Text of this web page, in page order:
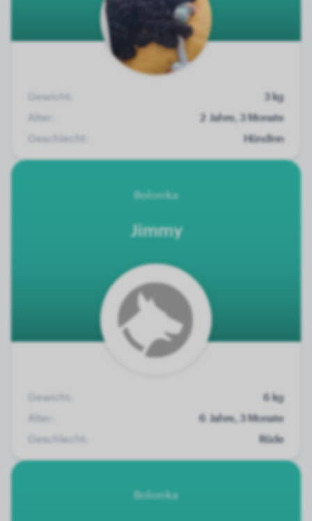
Gewicht:
3 kg
Alter:
2 Jahre, 3 Monate
Geschlecht:
Hündinn
Bolonka
Jimmy
Gewicht:
6 kg
Alter:
6 Jahre, 3 Monate
Geschlecht:
Rüde
Bolonka